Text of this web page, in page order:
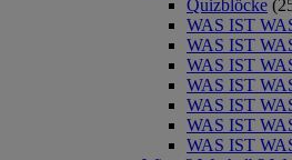
Quizblöcke
WAS IST
WAS IST
WAS IST
WAS IST
WAS IST
WAS IST
WAS IST